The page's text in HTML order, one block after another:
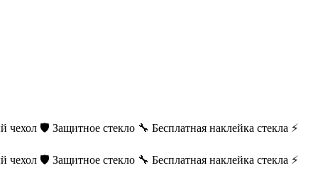
чехол 🛡️ Защитное стекло 🔧 Бесплатная наклейка стекла ⚡
чехол 🛡️ Защитное стекло 🔧 Бесплатная наклейка стекла ⚡